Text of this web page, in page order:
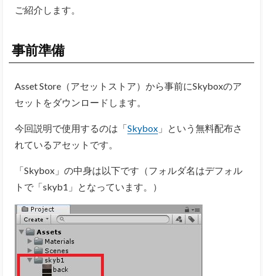
ご紹介します。
事前準備
Asset Store（アセットストア）から事前にSkyboxのア
セットをダウンロードします。
今回説明で使用するのは「Skybox 」という無料配布さ
れているアセットです。
「Skybox」の中身は以下です（フォルダ名はデフォル
トで「skyb1」となっています。）